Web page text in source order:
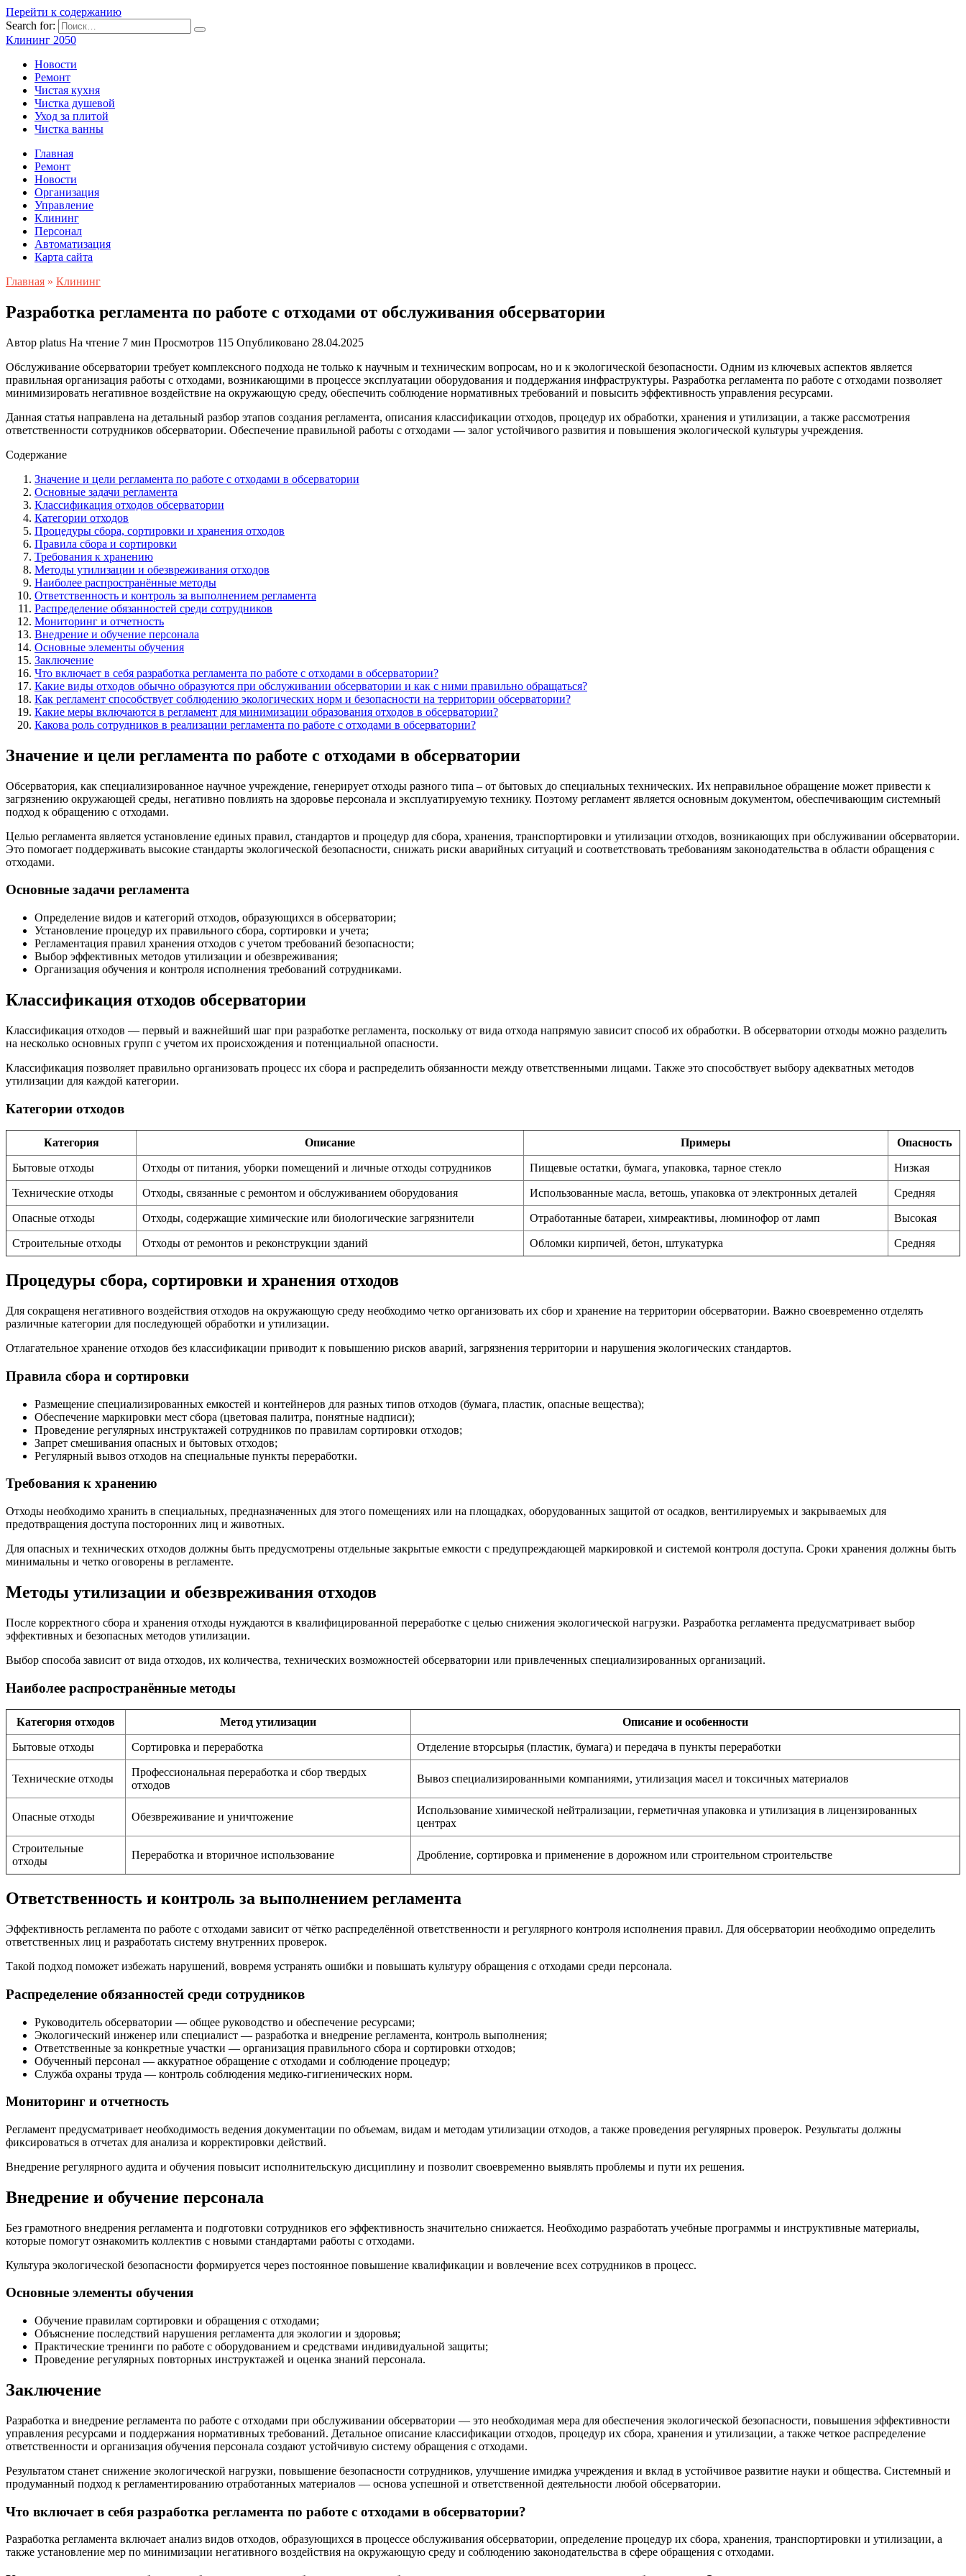
Перейти к содержанию
Search for:
Клининг 2050
Новости
Ремонт
Чистая кухня
Чистка душевой
Уход за плитой
Чистка ванны
Главная
Ремонт
Новости
Организация
Управление
Клининг
Персонал
Автоматизация
Карта сайта
Главная » Клининг
Разработка регламента по работе с отходами от обслуживания обсерватории
Автор platus На чтение 7 мин Просмотров 115 Опубликовано 28.04.2025
Обслуживание обсерватории требует комплексного подхода не только к научным и техническим вопросам, но и к экологической безопасности. Одним из ключевых аспектов является
правильная организация работы с отходами, возникающими в процессе эксплуатации оборудования и поддержания инфраструктуры. Разработка регламента по работе с отходами позволяет
минимизировать негативное воздействие на окружающую среду, обеспечить соблюдение нормативных требований и повысить эффективность управления ресурсами.
Данная статья направлена на детальный разбор этапов создания регламента, описания классификации отходов, процедур их обработки, хранения и утилизации, а также рассмотрения
ответственности сотрудников обсерватории. Обеспечение правильной работы с отходами — залог устойчивого развития и повышения экологической культуры учреждения.
Содержание
Значение и цели регламента по работе с отходами в обсерватории
Основные задачи регламента
Классификация отходов обсерватории
Категории отходов
Процедуры сбора, сортировки и хранения отходов
Правила сбора и сортировки
Требования к хранению
Методы утилизации и обезвреживания отходов
Наиболее распространённые методы
Ответственность и контроль за выполнением регламента
Распределение обязанностей среди сотрудников
Мониторинг и отчетность
Внедрение и обучение персонала
Основные элементы обучения
Заключение
Что включает в себя разработка регламента по работе с отходами в обсерватории?
Какие виды отходов обычно образуются при обслуживании обсерватории и как с ними правильно обращаться?
Как регламент способствует соблюдению экологических норм и безопасности на территории обсерватории?
Какие меры включаются в регламент для минимизации образования отходов в обсерватории?
Какова роль сотрудников в реализации регламента по работе с отходами в обсерватории?
Значение и цели регламента по работе с отходами в обсерватории
Обсерватория, как специализированное научное учреждение, генерирует отходы разного типа – от бытовых до специальных технических. Их неправильное обращение может привести к
загрязнению окружающей среды, негативно повлиять на здоровье персонала и эксплуатируемую технику. Поэтому регламент является основным документом, обеспечивающим системный
подход к обращению с отходами.
Целью регламента является установление единых правил, стандартов и процедур для сбора, хранения, транспортировки и утилизации отходов, возникающих при обслуживании обсерватории.
Это помогает поддерживать высокие стандарты экологической безопасности, снижать риски аварийных ситуаций и соответствовать требованиям законодательства в области обращения с
отходами.
Основные задачи регламента
Определение видов и категорий отходов, образующихся в обсерватории;
Установление процедур их правильного сбора, сортировки и учета;
Регламентация правил хранения отходов с учетом требований безопасности;
Выбор эффективных методов утилизации и обезвреживания;
Организация обучения и контроля исполнения требований сотрудниками.
Классификация отходов обсерватории
Классификация отходов — первый и важнейший шаг при разработке регламента, поскольку от вида отхода напрямую зависит способ их обработки. В обсерватории отходы можно разделить
на несколько основных групп с учетом их происхождения и потенциальной опасности.
Классификация позволяет правильно организовать процесс их сбора и распределить обязанности между ответственными лицами. Также это способствует выбору адекватных методов
утилизации для каждой категории.
Категории отходов
Категория Описание Примеры Опасность
Бытовые отходы Отходы от питания, уборки помещений и личные отходы сотрудников Пищевые остатки, бумага, упаковка, тарное стекло Низкая
Технические отходы Отходы, связанные с ремонтом и обслуживанием оборудования Использованные масла, ветошь, упаковка от электронных деталей Средняя
Опасные отходы Отходы, содержащие химические или биологические загрязнители Отработанные батареи, химреактивы, люминофор от ламп Высокая
Строительные отходы Отходы от ремонтов и реконструкции зданий Обломки кирпичей, бетон, штукатурка Средняя
Процедуры сбора, сортировки и хранения отходов
Для сокращеня негативного воздействия отходов на окружающую среду необходимо четко организовать их сбор и хранение на территории обсерватории. Важно своевременно отделять
различные категории для последующей обработки и утилизации.
Отлагательное хранение отходов без классификации приводит к повышению рисков аварий, загрязнения территории и нарушения экологических стандартов.
Правила сбора и сортировки
Размещение специализированных емкостей и контейнеров для разных типов отходов (бумага, пластик, опасные вещества);
Обеспечение маркировки мест сбора (цветовая палитра, понятные надписи);
Проведение регулярных инструктажей сотрудников по правилам сортировки отходов;
Запрет смешивания опасных и бытовых отходов;
Регулярный вывоз отходов на специальные пункты переработки.
Требования к хранению
Отходы необходимо хранить в специальных, предназначенных для этого помещениях или на площадках, оборудованных защитой от осадков, вентилируемых и закрываемых для
предотвращения доступа посторонних лиц и животных.
Для опасных и технических отходов должны быть предусмотрены отдельные закрытые емкости с предупреждающей маркировкой и системой контроля доступа. Сроки хранения должны быть
минимальны и четко оговорены в регламенте.
Методы утилизации и обезвреживания отходов
После корректного сбора и хранения отходы нуждаются в квалифицированной переработке с целью снижения экологической нагрузки. Разработка регламента предусматривает выбор
эффективных и безопасных методов утилизации.
Выбор способа зависит от вида отходов, их количества, технических возможностей обсерватории или привлеченных специализированных организаций.
Наиболее распространённые методы
Категория отходов Метод утилизации Описание и особенности
Бытовые отходы Сортировка и переработка Отделение вторсырья (пластик, бумага) и передача в пункты переработки
Технические отходы
Профессиональная переработка и сбор твердых
отходов
Вывоз специализированными компаниями, утилизация масел и токсичных материалов
Опасные отходы Обезвреживание и уничтожение
Использование химической нейтрализации, герметичная упаковка и утилизация в лицензированных
центрах
Строительные
отходы
Переработка и вторичное использование Дробление, сортировка и применение в дорожном или строительном строительстве
Ответственность и контроль за выполнением регламента
Эффективность регламента по работе с отходами зависит от чётко распределённой ответственности и регулярного контроля исполнения правил. Для обсерватории необходимо определить
ответственных лиц и разработать систему внутренних проверок.
Такой подход поможет избежать нарушений, вовремя устранять ошибки и повышать культуру обращения с отходами среди персонала.
Распределение обязанностей среди сотрудников
Руководитель обсерватории — общее руководство и обеспечение ресурсами;
Экологический инженер или специалист — разработка и внедрение регламента, контроль выполнения;
Ответственные за конкретные участки — организация правильного сбора и сортировки отходов;
Обученный персонал — аккуратное обращение с отходами и соблюдение процедур;
Служба охраны труда — контроль соблюдения медико-гигиенических норм.
Мониторинг и отчетность
Регламент предусматривает необходимость ведения документации по объемам, видам и методам утилизации отходов, а также проведения регулярных проверок. Результаты должны
фиксироваться в отчетах для анализа и корректировки действий.
Внедрение регулярного аудита и обучения повысит исполнительскую дисциплину и позволит своевременно выявлять проблемы и пути их решения.
Внедрение и обучение персонала
Без грамотного внедрения регламента и подготовки сотрудников его эффективность значительно снижается. Необходимо разработать учебные программы и инструктивные материалы,
которые помогут ознакомить коллектив с новыми стандартами работы с отходами.
Культура экологической безопасности формируется через постоянное повышение квалификации и вовлечение всех сотрудников в процесс.
Основные элементы обучения
Обучение правилам сортировки и обращения с отходами;
Объяснение последствий нарушения регламента для экологии и здоровья;
Практические тренинги по работе с оборудованием и средствами индивидуальной защиты;
Проведение регулярных повторных инструктажей и оценка знаний персонала.
Заключение
Разработка и внедрение регламента по работе с отходами при обслуживании обсерватории — это необходимая мера для обеспечения экологической безопасности, повышения эффективности
управления ресурсами и поддержания нормативных требований. Детальное описание классификации отходов, процедур их сбора, хранения и утилизации, а также четкое распределение
ответственности и организация обучения персонала создают устойчивую систему обращения с отходами.
Результатом станет снижение экологической нагрузки, повышение безопасности сотрудников, улучшение имиджа учреждения и вклад в устойчивое развитие науки и общества. Системный и
продуманный подход к регламентированию отработанных материалов — основа успешной и ответственной деятельности любой обсерватории.
Что включает в себя разработка регламента по работе с отходами в обсерватории?
Разработка регламента включает анализ видов отходов, образующихся в процессе обслуживания обсерватории, определение процедур их сбора, хранения, транспортировки и утилизации, а
также установление мер по минимизации негативного воздействия на окружающую среду и соблюдению законодательства в сфере обращения с отходами.